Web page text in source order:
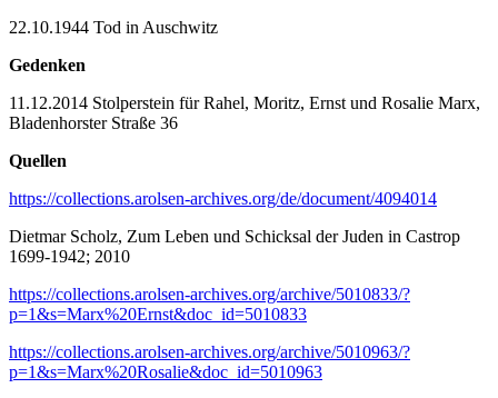
22.10.1944 Tod in Auschwitz
Gedenken
11.12.2014 Stolperstein für Rahel, Moritz, Ernst und Rosalie Marx,
Bladenhorster Straße 36
Quellen
https://collections.arolsen-archives.org/de/document/4094014
Dietmar Scholz, Zum Leben und Schicksal der Juden in Castrop
1699-1942; 2010
https://collections.arolsen-archives.org/archive/5010833/?
p=1&s=Marx%20Ernst&doc_id=5010833
https://collections.arolsen-archives.org/archive/5010963/?
p=1&s=Marx%20Rosalie&doc_id=5010963